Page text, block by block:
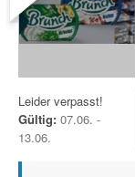
Leider verpasst!
Gültig: 07.06. -
13.06.